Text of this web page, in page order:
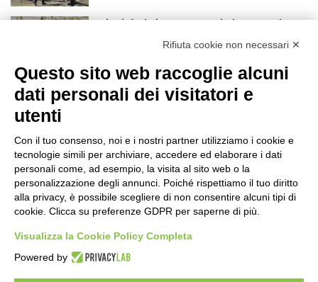
Siccità: Il Piemonte avvia le procedure
per la richiesta dello stato di calamità
2 giorni fa
Reale Mutua, ecco il programma del
Nidi comunali: dalla Regione 1,5 milioni
di euro per ampliare gli orari dei servizi
a parità di tariffa
2 giorni fa
collegamenti verso la collina
2 giorni fa
Rifiuta cookie non necessari ✕
Questo sito web raccoglie alcuni
dati personali dei visitatori e
utenti
Con il tuo consenso, noi e i nostri partner utilizziamo i cookie e
tecnologie simili per archiviare, accedere ed elaborare i dati
personali come, ad esempio, la visita al sito web o la
personalizzazione degli annunci. Poiché rispettiamo il tuo diritto
alla privacy, è possibile scegliere di non consentire alcuni tipi di
cookie. Clicca su preferenze GDPR per saperne di più.
Visualizza la Cookie Policy Completa
Powered by